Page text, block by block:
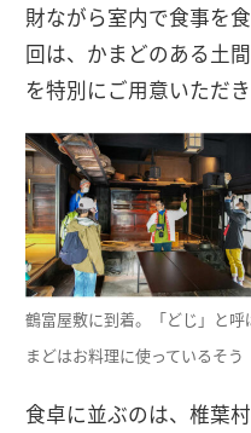
財ながら室内で食事を
回は、かまどのある土
を特別にご用意いただき
鶴富屋敷に到着。「どじ」と
まどはお料理に使っているそう
食卓に並ぶのは、椎葉